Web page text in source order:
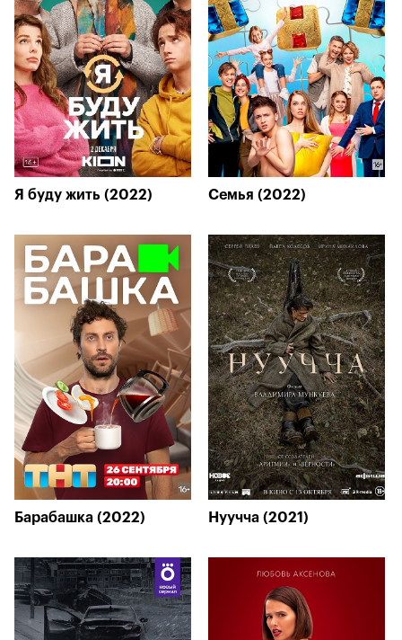
Я буду жить (2022) Семья (2022)
Барабашка (2022) Нуучча (2021)